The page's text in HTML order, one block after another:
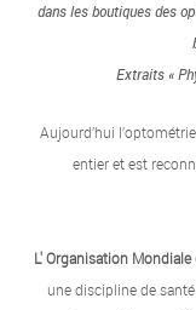
dans les boutiques des
Extraits «
Aujourd’hui
entier et est
L' Organisation
une discipline de